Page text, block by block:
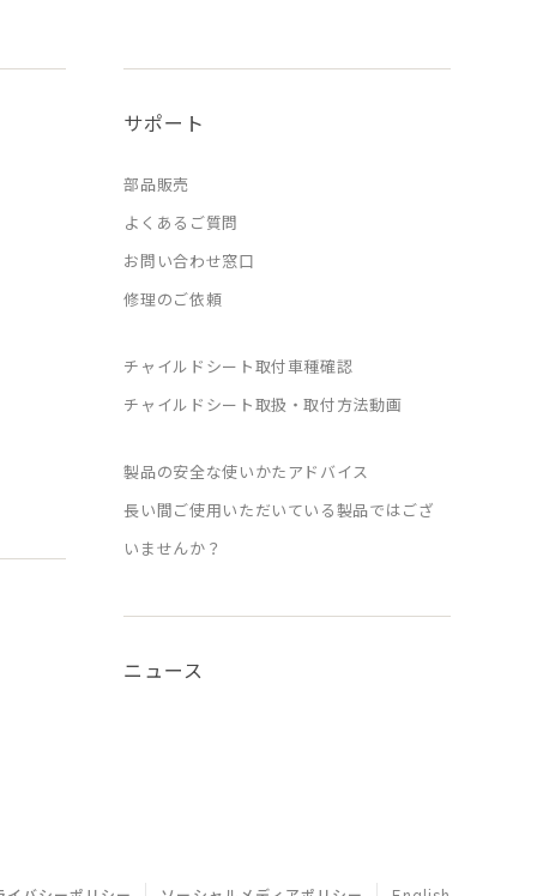
サポート
部品販売
よくあるご質問
お問い合わせ窓口
修理のご依頼
チャイルドシート取付車種確認
チャイルドシート取扱・取付方法動画
製品の安全な使いかたアドバイス
長い間ご使用いただいている製品ではござ
いませんか？
ニュース